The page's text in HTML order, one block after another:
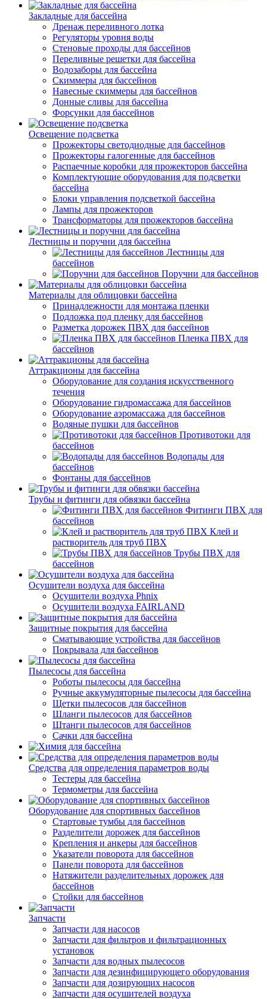
Закладные для бассейна
Дренаж переливного лотка
Регуляторы уровня воды
Стеновые проходы для бассейнов
Переливные решетки для бассейна
Водозаборы для бассейна
Скиммеры для бассейнов
Навесные скиммеры для бассейнов
Донные сливы для бассейна
Форсунки для бассейнов
Освещение подсветка
Прожекторы светодиодные для бассейнов
Прожекторы галогенные для бассейнов
Распаечные коробки для прожекторов бассейна
Комплектующие оборудования для подсветки
бассейна
Блоки управления подсветкой бассейна
Лампы для прожекторов
Трансформаторы для прожекторов бассейна
Лестницы и поручни для бассейна
Лестницы для
бассейнов
Поручни для бассейнов
Материалы для облицовки бассейна
Принадлежности для монтажа пленки
Подложка под пленку для бассейнов
Разметка дорожек ПВХ для бассейнов
Пленка ПВХ для
бассейнов
Аттракционы для бассейна
Оборудование для создания искусственного
течения
Оборудование гидромассажа для бассейнов
Оборудование аэромассажа для бассейнов
Водяные пушки для бассейнов
Противотоки для
бассейнов
Водопады для
бассейнов
Фонтаны для бассейнов
Трубы и фитинги для обвязки бассейна
Фитинги ПВХ для
бассейнов
Клей и
растворитель для труб ПВХ
Трубы ПВХ для
бассейнов
Осушители воздуха для бассейна
Осушители воздуха Phnix
Осушители воздуха FAIRLAND
Защитные покрытия для бассейна
Сматывающие устройства для бассейнов
Покрывала для бассейнов
Пылесосы для бассейна
Роботы пылесосы для бассейна
Ручные аккумуляторные пылесосы для бассейна
Щетки пылесосов для бассейнов
Шланги пылесосов для бассейнов
Штанги пылесосов для бассейнов
Сачки для бассейна
Средства для определения параметров воды
Тестеры для бассейна
Термометры для бассейна
Оборудование для спортивных бассейнов
Стартовые тумбы для бассейнов
Разделители дорожек для бассейнов
Крепления и анкеры для бассейнов
Указатели поворота для бассейнов
Панели поворота для бассейнов
Натяжители разделительных дорожек для
бассейнов
Стойки для бассейнов
Запчасти
Запчасти для насосов
Запчасти для фильтров и фильтрационных
установок
Запчасти для водных пылесосов
Запчасти для дезинфицирующего оборудования
Запчасти для дозирующих насосов
Запчасти для осушителей воздуха